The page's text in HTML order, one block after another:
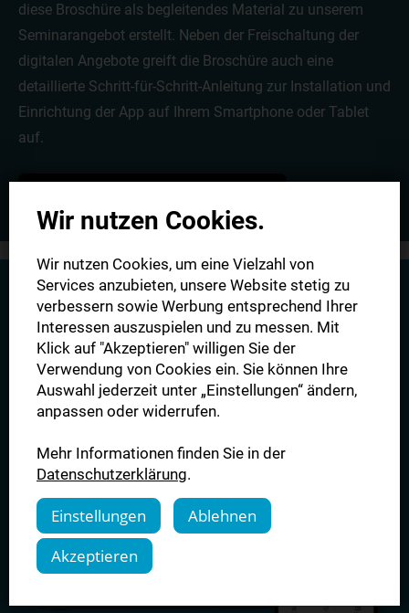
diese Broschüre als begleitendes Material zu unserem
Seminarangebot erstellt. Neben der Freischaltung der
digitalen Angebote greift die Broschüre auch eine
detaillierte Schritt-für-Schritt-Anleitung zur Installation und
Einrichtung der App auf Ihrem Smartphone oder Tablet
auf.
Wir nutzen Cookies.
Wir nutzen Cookies, um eine Vielzahl von
Services anzubieten, unsere Website stetig zu
verbessern sowie Werbung entsprechend Ihrer
Interessen auszuspielen und zu messen. Mit
Klick auf "Akzeptieren" willigen Sie der
Verwendung von Cookies ein. Sie können Ihre
Auswahl jederzeit unter „Einstellungen“ ändern,
anpassen oder widerrufen.
Mehr Informationen finden Sie in der
Datenschutzerklärung.
Einstellungen
Ablehnen
Akzeptieren